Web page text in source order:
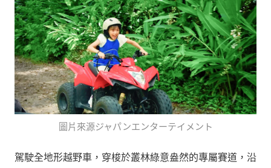
圖片來源ジャパンエンターテイメント
駕駛全地形越野車，穿梭於叢林綠意盎然的專屬賽道，沿